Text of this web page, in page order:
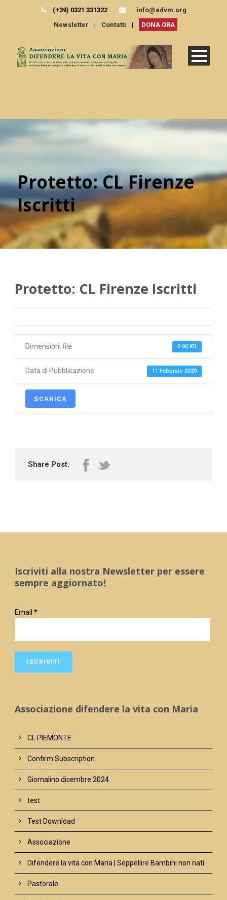
(+39) 0321 331322
info@advm.org
Newsletter
| Contatti | DONA ORA
Protetto: CL Firenze
Iscritti
Protetto: CL Firenze Iscritti
Dimensioni file 0.00 KB
Data di Pubblicazione 11 Febbraio 2020
SCARICA
Share Post:
Iscriviti alla nostra Newsletter per essere
sempre aggiornato!
Email *
Associazione difendere la vita con Maria
CL PIEMONTE
Confirm Subscription
Giornalino dicembre 2024
test
Test Download
Associazione
Difendere la vita con Maria | Seppellire Bambini non nati
Pastorale